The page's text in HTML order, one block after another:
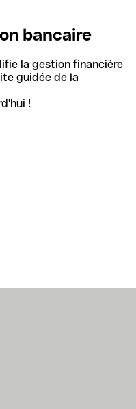
bancaire
la gestion financière
guidée de la
!